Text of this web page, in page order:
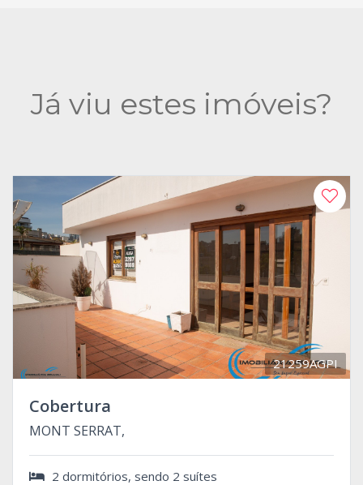
Já viu estes imóveis?
21259AGPI
Cobertura
MONT SERRAT,
2 dormitórios, sendo 2 suítes